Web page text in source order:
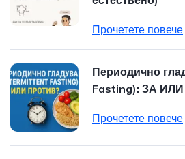
Прочетете повече
Периодично
Fasting): ЗА
Прочетете повече